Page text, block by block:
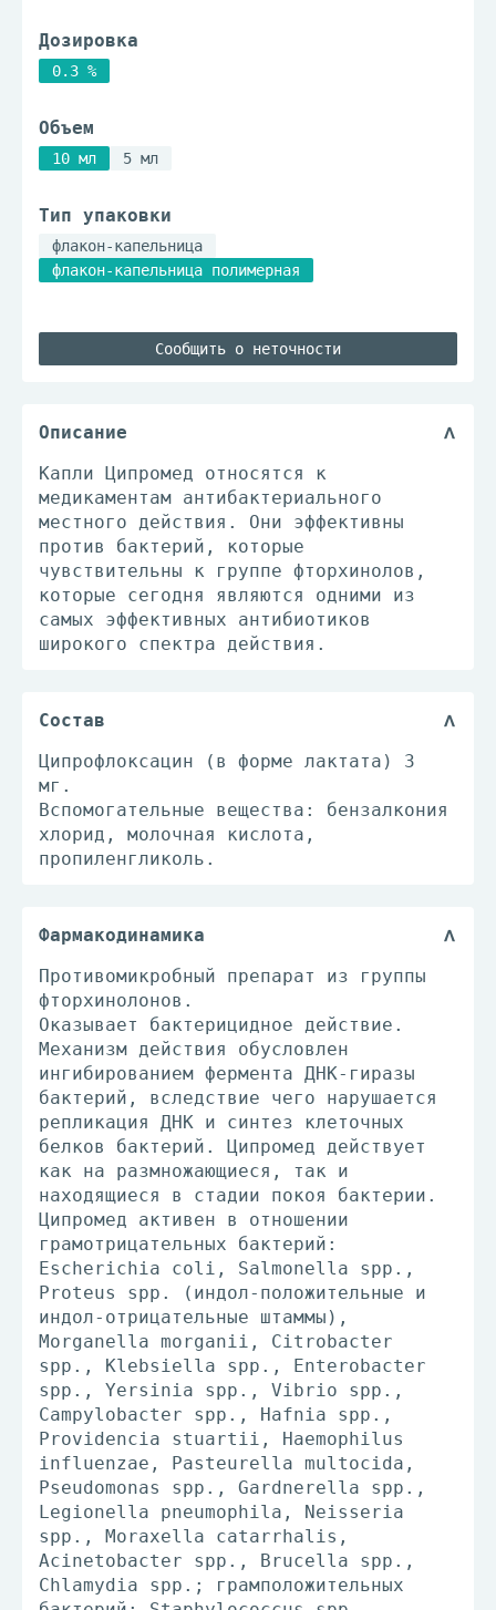
Дозировка
0.3 %
Объем
10 мл 5 мл
Тип упаковки
флакон-капельница
флакон-капельница полимерная
Сообщить о неточности
Описание
Капли Ципромед относятся к
медикаментам антибактериального
местного действия. Они эффективны
против бактерий, которые
чувствительны к группе фторхинолов,
которые сегодня являются одними из
самых эффективных антибиотиков
широкого спектра действия.
Состав
Ципрофлоксацин (в форме лактата) 3
мг.
Вспомогательные вещества: бензалкония
хлорид, молочная кислота,
пропиленгликоль.
Фармакодинамика
Противомикробный препарат из группы
фторхинолонов.
Оказывает бактерицидное действие.
Механизм действия обусловлен
ингибированием фермента ДНК-гиразы
бактерий, вследствие чего нарушается
репликация ДНК и синтез клеточных
белков бактерий. Ципромед действует
как на размножающиеся, так и
находящиеся в стадии покоя бактерии.
Ципромед активен в отношении
грамотрицательных бактерий:
Escherichia coli, Salmonella spp.,
Proteus spp. (индол-положительные и
индол-отрицательные штаммы),
Morganella morganii, Citrobacter
spp., Кlebsiella spp., Enterobacter
spp., Yersinia spp., Vibrio spp.,
Campylobacter spp., Hafnia spp.,
Providencia stuartii, Haemophilus
influenzae, Pasteurella multocida,
Pseudomonas spp., Gardnerella spp.,
Legionella pneumophila, Neisseria
spp., Moraxella catarrhalis,
Acinetobacter spp., Brucella spp.,
Chlamydia spp.; грамположительных